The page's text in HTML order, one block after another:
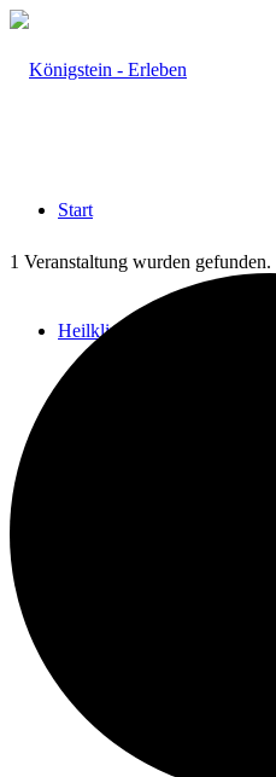
Start
Heilklima
1 Veranstaltung wurden gefunden.